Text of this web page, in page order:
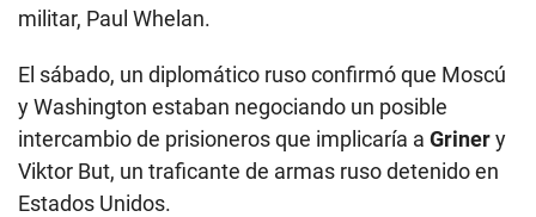
militar, Paul Whelan.
El sábado, un diplomático ruso confirmó que Moscú
y Washington estaban negociando un posible
intercambio de prisioneros que implicaría a Grinery
Viktor But, un traficante de armas ruso detenido en
Estados Unidos.